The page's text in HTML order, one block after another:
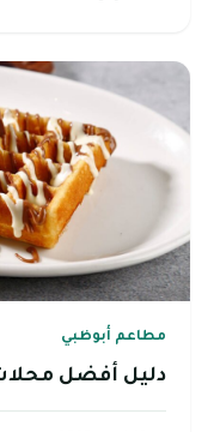
مطاعم أبوظبي
دليل أفضل